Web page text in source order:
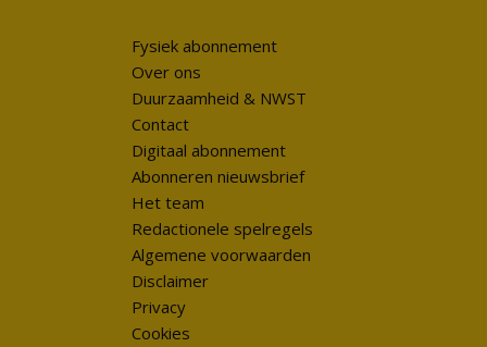
Fysiek abonnement
Over ons
Duurzaamheid & NWST
Contact
Digitaal abonnement
Abonneren nieuwsbrief
Het team
Redactionele spelregels
Algemene voorwaarden
Disclaimer
Privacy
Cookies